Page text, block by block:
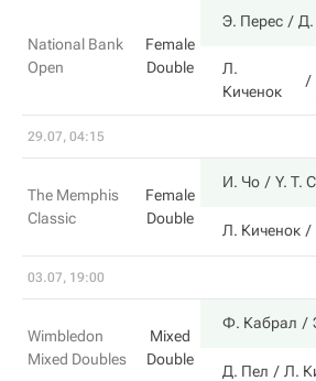
National Bank
Open
Female
Double
Э. Перес Д.
Л.
Киченок
29.07, 04:15
The Memphis
Classic
Female
Double
И. Чо Y. T.
Л. Киченок
03.07, 19:00
Wimbledon
Mixed Doubles
Mixed
Double
Ф. Кабрал
Д. Пел Л.